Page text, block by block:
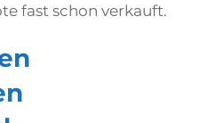
fast schon verkauft.